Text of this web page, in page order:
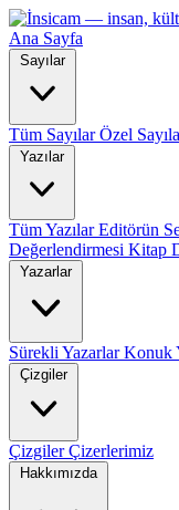
Ana Sayfa
Sayılar
Tüm SayılarÖzel
Yazılar
Tüm YazılarEditörün
Değerlendirmesi Kitap
Yazarlar
Sürekli YazarlarKonuk
Çizgiler
ÇizgilerÇizerlerimiz
Hakkımızda